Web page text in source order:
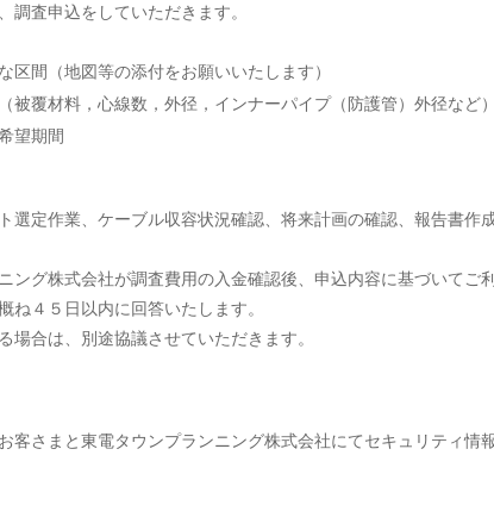
調査申込をしていただきます。
区間（地図等の添付をお願いいたします）
被覆材料，心線数，外径，インナーパイプ（防護管）外径など）
望期間
選定作業、ケーブル収容状況確認、将来計画の確認、報告書作
ング株式会社が調査費用の入金確認後、申込内容に基づいてご
ね４５日以内に回答いたします。
場合は、別途協議させていただきます。
客さまと東電タウンプランニング株式会社にてセキュリティ情